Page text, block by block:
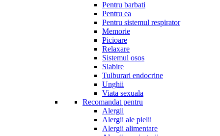
Pentru barbati
Pentru ea
Pentru sistemul respirator
Memorie
Picioare
Relaxare
Sistemul osos
Slabire
Tulburari endocrine
Unghii
Viata sexuala
Recomandat pentru
Alergii
Alergii ale pielii
Alergii alimentare